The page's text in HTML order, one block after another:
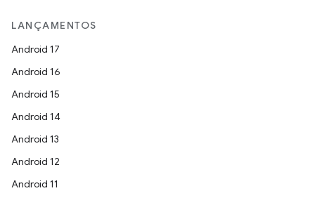
LANÇAMENTOS
Android 17
Android 16
Android 15
Android 14
Android 13
Android 12
Android 11